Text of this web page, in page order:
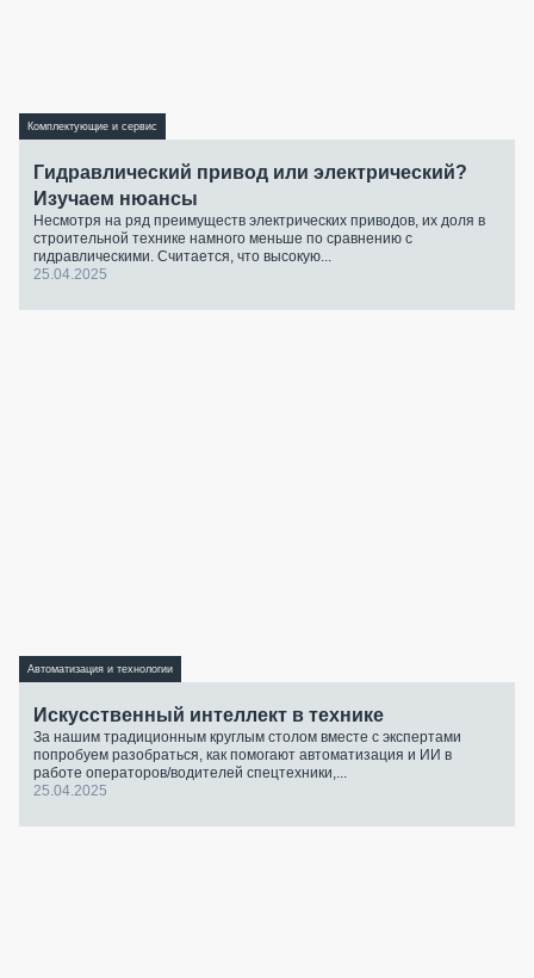
Комплектующие и сервис
Гидравлический привод или электрический?
Изучаем нюансы
Несмотря на ряд преимуществ электрических приводов, их доля в
строительной технике намного меньше по сравнению с
гидравлическими. Считается, что высокую...
25.04.2025
Автоматизация и технологии
Искусственный интеллект в технике
За нашим традиционным круглым столом вместе с экспертами
попробуем разобраться, как помогают автоматизация и ИИ в
работе операторов/водителей спецтехники,...
25.04.2025